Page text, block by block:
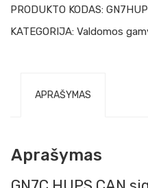
PRODUKTO KODAS:
KATEGORIJA: Valdomos
APRAŠYMAS
Aprašymas